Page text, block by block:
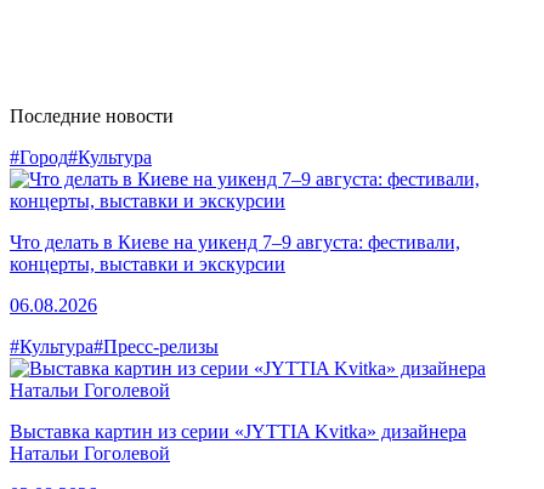
Последние новости
#Город#Культура
Что делать в Киеве на уикенд 7–9 августа: фестивали,
концерты, выставки и экскурсии
06.08.2026
#Культура#Пресс-релизы
Выставка картин из серии «JYTTIA Kvitka» дизайнера
Натальи Гоголевой